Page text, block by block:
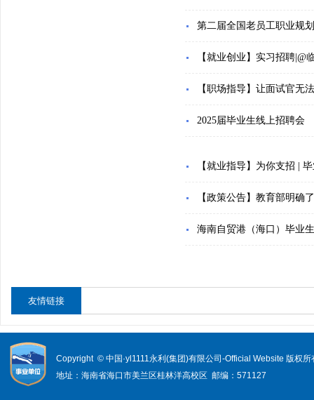
第二届全国老员工职业规
【就业创业】实习招聘
【职场指导】让面试官无
2025届毕业生线上招聘会
【就业指导】为你支招 |
【政策公告】教育部明确
海南自贸港（海口）毕业
友情链接
Copyright © 中国·yl1111永利(集团)有限公司-Official Website 版权
地址：海南省海口市美兰区桂林洋高校区 邮编：571127